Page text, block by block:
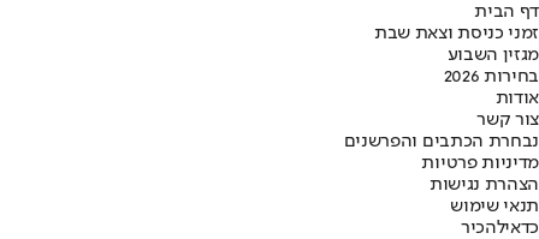
דף הבית
זמני כניסת וצאת שבת
מגזין השבוע
בחירות 2026
אודות
צור קשר
נבחרת הכתבים והפרשנים
מדיניות פרטיות
הצהרת נגישות
תנאי שימוש
כדאילהכיר